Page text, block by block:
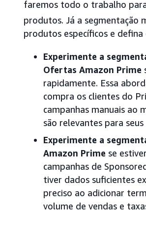
faremos todo o trabalho
produtos. Já a segmentação
produtos específicos e defina
Experimente a
Ofertas Amazon Prime
rapidamente. Essa
compra os clientes do
campanhas manuais ao
são relevantes para
Experimente a
Amazon Prime se
campanhas de
tiver dados suficientes
preciso ao adicionar
volume de vendas e